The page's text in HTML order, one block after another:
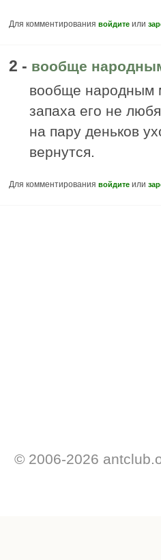
Для комментирования войдите или
2 - вообще
вообще народным
запаха его не
на пару деньков
вернутся.
Для комментирования войдите или
© 2006-2026